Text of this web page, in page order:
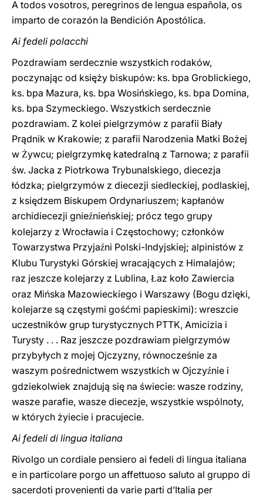
A todos vosotros, peregrinos de lengua española, os
imparto de corazón la Bendición Apostólica.
Ai fedeli polacchi
Pozdrawiam serdecznie wszystkich rodaków,
poczynając od księży biskupów: ks. bpa Groblickiego,
ks. bpa Mazura, ks. bpa Wosińskiego, ks. bpa Domina,
ks. bpa Szymeckiego. Wszystkich serdecznie
pozdrawiam. Z kolei pielgrzymów z parafii Biały
Prądnik w Krakowie; z parafii Narodzenia Matki Bożej
w Żywcu; pielgrzymkę katedralną z Tarnowa; z parafii
św. Jacka z Piotrkowa Trybunalskiego, diecezja
łódzka; pielgrzymów z diecezji siedleckiej, podlaskiej,
z księdzem Biskupem Ordynariuszem; kapłanów
archidiecezji gnieźnieńskiej; prócz tego grupy
kolejarzy z Wrocławia i Częstochowy; członków
Towarzystwa Przyjaźni Polski-Indyjskiej; alpinistów z
Klubu Turystyki Górskiej wracających z Himalajów;
raz jeszcze kolejarzy z Lublina, Łaz koło Zawiercia
oraz Mińska Mazowieckiego i Warszawy (Bogu dzięki,
kolejarze są częstymi gośćmi papieskimi): wreszcie
uczestników grup turystycznych PTTK, Amicizia i
Turysty . . . Raz jeszcze pozdrawiam pielgrzymów
przybyłych z mojej Ojczyzny, równocześnie za
waszym pośrednictwem wszystkich w Ojczyźnie i
gdziekolwiek znajdują się na świecie: wasze rodziny,
wasze parafie, wasze diecezje, wszystkie wspólnoty,
w których żyiecie i pracujecie.
Ai fedeli di lingua italiana
Rivolgo un cordiale pensiero ai fedeli di lingua italiana
e in particolare porgo un affettuoso saluto al gruppo di
sacerdoti provenienti da varie parti d’Italia per